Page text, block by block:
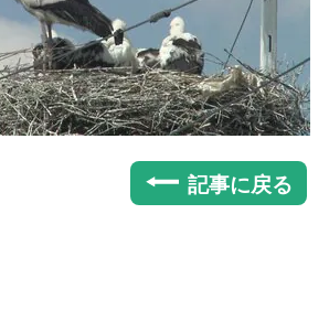
記事に戻る